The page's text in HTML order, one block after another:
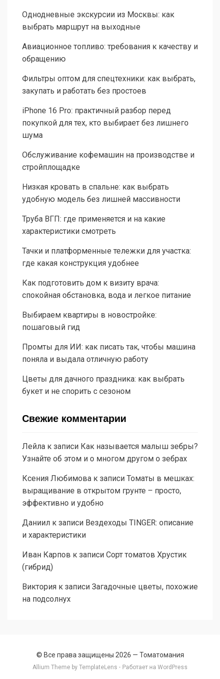
Однодневные экскурсии из Москвы: как
выбрать маршрут на выходные
Авиационное топливо: требования к качеству и
обращению
Фильтры оптом для спецтехники: как выбрать,
закупать и работать без простоев
iPhone 16 Pro: практичный разбор перед
покупкой для тех, кто выбирает без лишнего
шума
Обслуживание кофемашин на производстве и
стройплощадке
Низкая кровать в спальне: как выбрать
удобную модель без лишней массивности
Труба ВГП: где применяется и на какие
характеристики смотреть
Тачки и платформенные тележки для участка:
где какая конструкция удобнее
Как подготовить дом к визиту врача:
спокойная обстановка, вода и легкое питание
Выбираем квартиры в новостройке:
пошаговый гид
Промты для ИИ: как писать так, чтобы машина
поняла и выдала отличную работу
Цветы для дачного праздника: как выбрать
букет и не спорить с сезоном
Свежие комментарии
Лейла к записи Как называется малыш зебры?
Узнайте об этом и о многом другом о зебрах
Ксения Любимова к записи Томаты в мешках:
выращивание в открытом грунте – просто,
эффективно и удобно
Даниил к записи Вездеходы TINGER: описание
и характеристики
Иван Карпов к записи Сорт томатов Хрустик
(гибрид)
Виктория к записи Загадочные цветы, похожие
на подсолнух
© Все права защищены 2026 — Томатомания
Allium Theme by TemplateLens ⋅ Работает на WordPress